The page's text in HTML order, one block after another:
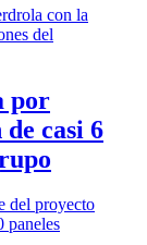
por
casi 6